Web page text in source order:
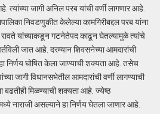
जागी अनिल परब यांची वर्णी लागणार आहे.
निवडणुकीत केलेल्या कामगिरीबद्दल परब यांना
रावते यांच्याकडून गटनेतेपद काढून घेतल्यामुळे त्यांचे
जात आहे. दरम्यान शिवसनेच्या आमदारांची
घोषित केला जाण्याची शक्यता आहे. तसेच
जागी विधानसभेतील आमदारांची वर्णी लागण्याची
बढतीही मिळण्याची शक्यता आहे. ज्येष्ठ
नाराजी असल्याने हा निर्णय घेतला जाणार आहे.